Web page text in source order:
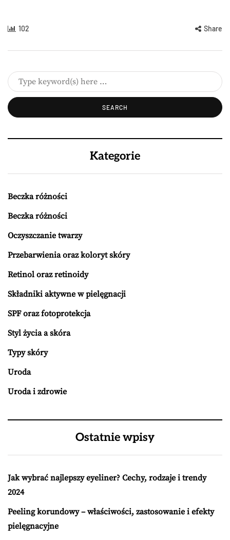
102 Share
Kategorie
Beczka różności
Beczka różności
Oczyszczanie twarzy
Przebarwienia oraz koloryt skóry
Retinol oraz retinoidy
Składniki aktywne w pielęgnacji
SPF oraz fotoprotekcja
Styl życia a skóra
Typy skóry
Uroda
Uroda i zdrowie
Ostatnie wpisy
Jak wybrać najlepszy eyeliner? Cechy, rodzaje i trendy
2024
Peeling korundowy – właściwości, zastosowanie i efekty
pielęgnacyjne